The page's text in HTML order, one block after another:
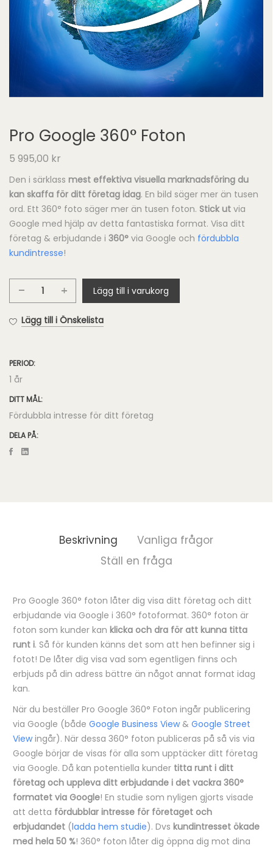
Pro Google 360° Foton
5 995,00 kr
Den i särklass mest effektiva visuella marknadsföring du
kan skaffa för ditt företag idag. En bild säger mer än tusen
ord. Ett 360° foto säger mer än tusen foton. Stick ut via
Google med hjälp av detta fantastiska format. Visa ditt
företag & erbjudande i 360° via Google och fördubbla
kundintresse!
Pro
360°
Lägg till i varukorg
Lägg till i Önskelista
PERIOD:
1 år
DITT MÅL:
Fördubbla intresse för ditt företag
DELA PÅ:
Beskrivning
Vanliga frågor
Ställ en fråga
B
e
s
k
r
i
v
n
i
n
g
Pro Google 360° foton låter dig visa ditt företag och ditt
erbjudande via Google i 360° fotoformat. 360° foton är
foton som kunder kan klicka och dra för att kunna titta
runt i. Så för kunden känns det som att hen befinner sig i
fotot! De låter dig visa vad som egentligen finns och
erbjuds på din adress bättre än något annat format idag
kan.
När du beställer Pro Google 360° Foton ingår publicering
via Google (både Google Business View& Google Street
Viewingår). När dessa 360° foton publiceras på så vis via
Google börjar de visas för alla som upptäcker ditt företag
via Google. Då kan potentiella kunder titta runt i ditt
företag och uppleva ditt erbjudande i det vackra 360°
formatet via Google! En studie som nyligen gjorts visade
att detta fördubblar intresse för företaget och
erbjudandet (ladda hem studie). Dvs kundintresset ökade
med hela 50 %! 360° foton låter dig öppna dig mot dina